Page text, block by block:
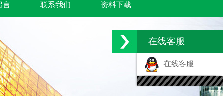
言 联系我们 资料下载
在线客服
在线客服